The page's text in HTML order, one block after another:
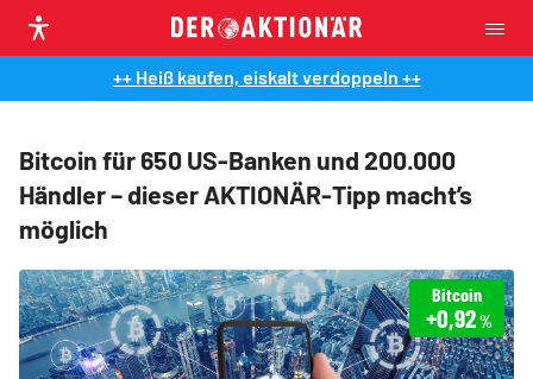
++ Heiß kaufen, eiskalt verdoppeln ++
Bitcoin für 650 US-Banken und 200.000
Händler – dieser AKTIONÄR-Tipp macht’s
möglich
Bitcoin
+0,92%